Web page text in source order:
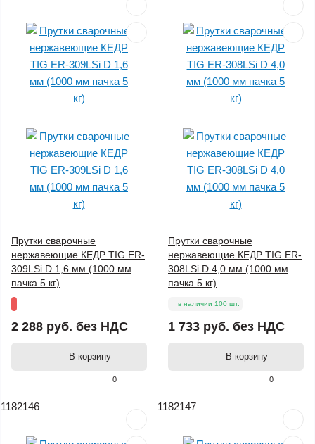
0
Прутки сварочные
нержавеющие КЕДР TIG ER-
309LSi D 1,6 мм (1000 мм
пачка 5 кг)
2 288 руб. без НДС
В корзину
0
Прутки сварочные
нержавеющие КЕДР TIG ER-
308LSi D 4,0 мм (1000 мм
пачка 5 кг)
в наличии 100 шт.
1 733 руб. без НДС
В корзину
1182146 1182147